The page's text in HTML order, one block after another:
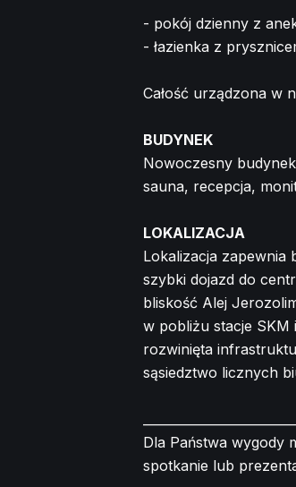
- pokój dzienny z
- łazienka z
Całość urządzona w
BUDYNEK
Nowoczesny
sauna, recepcja,
LOKALIZACJA
Lokalizacja zapewnia
szybki dojazd do
bliskość Alej
w pobliżu stacje SKM
rozwinięta
sąsiedztwo licznych
Dla Państwa wygody
spotkanie lub